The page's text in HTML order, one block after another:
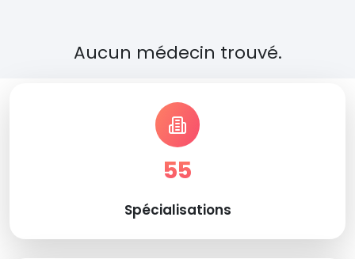
Aucun médecin trouvé.
55
Spécialisations